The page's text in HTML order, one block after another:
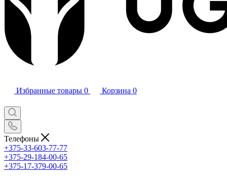
Избранные товары 0 Корзина 0
Телефоны
+375-33-603-77-77
+375-29-184-00-65
+375-17-379-00-65